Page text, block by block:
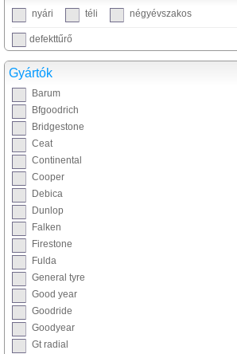
nyári téli négyévszakos
defekttűrő
Gyártók
Barum
Bfgoodrich
Bridgestone
Ceat
Continental
Cooper
Debica
Dunlop
Falken
Firestone
Fulda
General tyre
Good year
Goodride
Goodyear
Gt radial